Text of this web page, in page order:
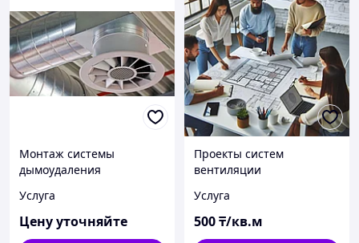
Монтаж системы
дымоудаления
Услуга
Цену уточняйте
Проекты систем
вентиляции
Услуга
500₸/кв.м